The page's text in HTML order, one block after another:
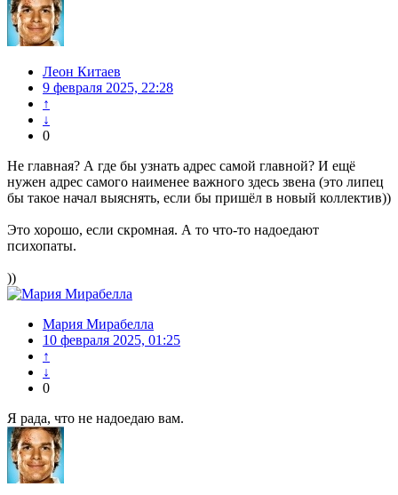
Леон Китаев
9 февраля 2025, 22:28
↑
↓
0
Не главная? А где бы узнать адрес самой главной? И ещё
нужен адрес самого наименее важного здесь звена (это липец
бы такое начал выяснять, если бы пришёл в новый коллектив))
Это хорошо, если скромная. А то что-то надоедают
психопаты.
))
Мария Мирабелла
10 февраля 2025, 01:25
↑
↓
0
Я рада, что не надоедаю вам.